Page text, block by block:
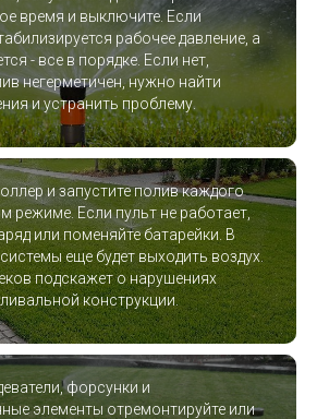
время и выключите. Если
рабочее давление, а
- все в порядке. Если нет,
негерметичен, нужно найти
и устранить проблему.
и запустите полив каждого
режиме. Если пульт не работает,
или поменяйте батарейки. В
еще будет выходить воздух.
подскажет о нарушениях
конструкции.
форсунки и
элементы отремонтируйте или